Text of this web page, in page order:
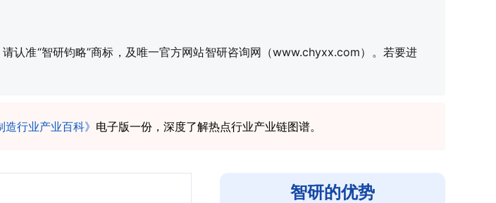
认准“智研钧略”商标，及唯一官方网站智研咨询网（www.chyxx.com）。若要进
造行业产业百科》 电子版一份，深度了解热点行业产业链图谱。
智研的优势